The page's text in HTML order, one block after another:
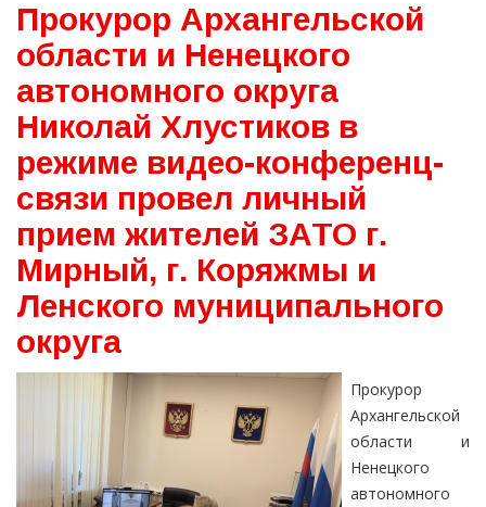
Прокурор Архангельской
области и Ненецкого
автономного округа
Николай Хлустиков в
режиме видео-конференц-
связи провел личный
прием жителей ЗАТО г.
Мирный, г. Коряжмы и
Ленского муниципального
округа
Прокурор
Архангельской
области и
Ненецкого
автономного